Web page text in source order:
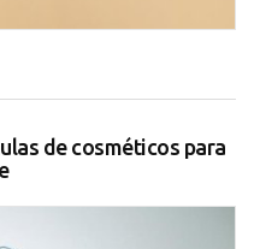
de cosméticos para